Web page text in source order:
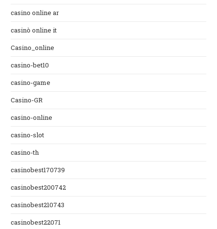
casino online ar
casinò online it
Casino_online
casino-bet10
casino-game
Casino-GR
casino-online
casino-slot
casino-th
casinobest170739
casinobest200742
casinobest210743
casinobest22071